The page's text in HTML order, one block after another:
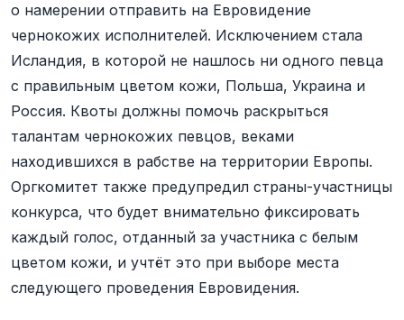
о намерении отправить на Евровидение
чернокожих исполнителей. Исключением стала
Исландия, в которой не нашлось ни одного певца
с правильным цветом кожи, Польша, Украина и
Россия. Квоты должны помочь раскрыться
талантам чернокожих певцов, веками
находившихся в рабстве на территории Европы.
Оргкомитет также предупредил страны-участницы
конкурса, что будет внимательно фиксировать
каждый голос, отданный за участника с белым
цветом кожи, и учтёт это при выборе места
следующего проведения Евровидения.